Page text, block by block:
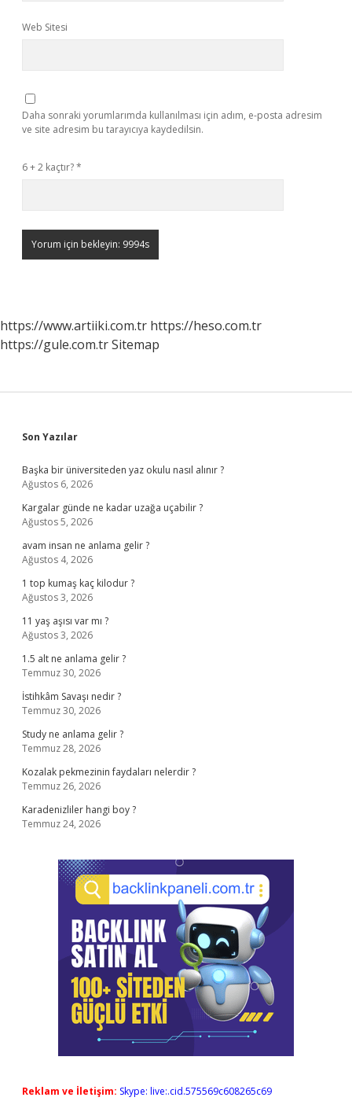
Web Sitesi
Daha sonraki yorumlarımda kullanılması için adım, e-posta adresim
ve site adresim bu tarayıcıya kaydedilsin.
6 + 2 kaçtır?*
https://www.artiiki.com.tr https://heso.com.tr
https://gule.com.trSitemap
Sidebar
Son Yazılar
Başka bir üniversiteden yaz okulu nasıl alınır ?
Ağustos 6, 2026
Kargalar günde ne kadar uzağa uçabilir ?
Ağustos 5, 2026
avam insan ne anlama gelir ?
Ağustos 4, 2026
1 top kumaş kaç kilodur ?
Ağustos 3, 2026
11 yaş aşısı var mı ?
Ağustos 3, 2026
1.5 alt ne anlama gelir ?
Temmuz 30, 2026
İstihkâm Savaşı nedir ?
Temmuz 30, 2026
Study ne anlama gelir ?
Temmuz 28, 2026
Kozalak pekmezinin faydaları nelerdir ?
Temmuz 26, 2026
Karadenizliler hangi boy ?
Temmuz 24, 2026
Reklam ve İletişim: Skype: live:.cid.575569c608265c69